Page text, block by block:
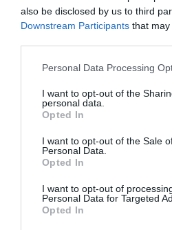
also be disclosed by us to third
Downstream Participants that
Personal Data Processing
I want to opt-out of the
personal data.
Opted In
I want to opt-out of the Sale
Personal Data.
Opted In
I want to opt-out of
Personal Data for Targeted
Opted In
ROMANI IN ITALIA STIRI
Articolul anterior
Legiunea Română din
românilor a fost
liberului consimţământ.
italiene într-o nouă carte
Propuneri pentru
alegeri: stimulente